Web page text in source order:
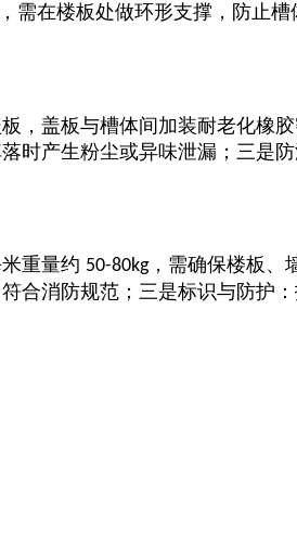
需在楼板处做环形支撑，防止
，盖板与槽体间加装耐老化橡
时产生粉尘或异味泄漏；三是
重量约 50-80kg，需确保楼板、
合消防规范；三是标识与防护